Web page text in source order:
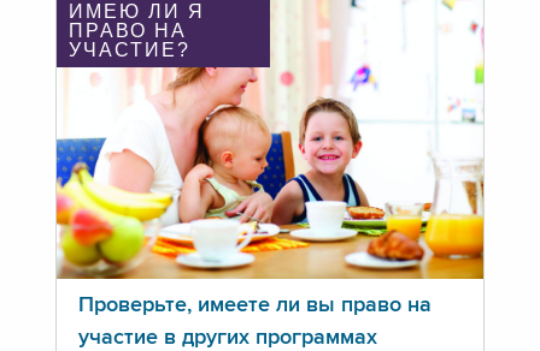
ИМЕЮ ЛИ Я
ПРАВО НА
УЧАСТИЕ?
Проверьте, имеете ли вы право на
участие в других программах